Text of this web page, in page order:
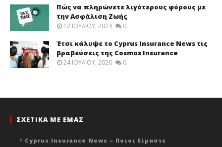
Πώς να πληρώνετε λιγότερους φόρους με
την Ασφάλιση Ζωής
12 ΙΟΥΛΊΟΥ, 2024 0
Έτσι κάλυψε το Cyprus Insurance News τις
βραβεύσεις της Cosmos Insurance
24 ΙΟΥΛΊΟΥ, 2026 0
ΣΧΕΤΙΚΑ ΜΕ ΕΜΑΣ
Cyprus Insurance News – Ποιοι Είμαστε